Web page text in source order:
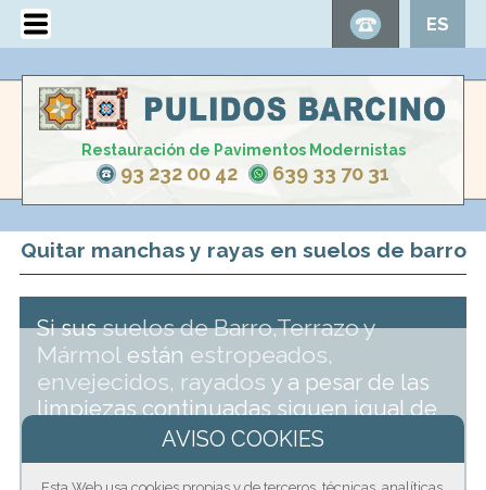
ES
Restauración de Pavimentos Modernistas
93 232 00 42 639 33 70 31
Quitar manchas y rayas en suelos de barro
Si sussuelos de Barro,Terrazo y
Mármol están estropeados,
envejecidos, rayados y a pesar de las
limpiezas continuadas siguen igual de
rugosos y sucios, sin duda debe
con nosotros.
Esta Web usa cookies propias y de terceros, técnicas, analíticas,